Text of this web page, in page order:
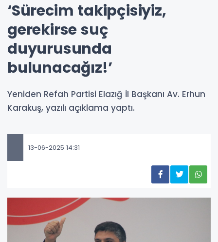
‘Sürecim takipçisiyiz,
gerekirse suç
duyurusunda
bulunacağız!’
Yeniden Refah Partisi Elazığ İl Başkanı Av. Erhun
Karakuş, yazılı açıklama yaptı.
13-06-2025 14:31